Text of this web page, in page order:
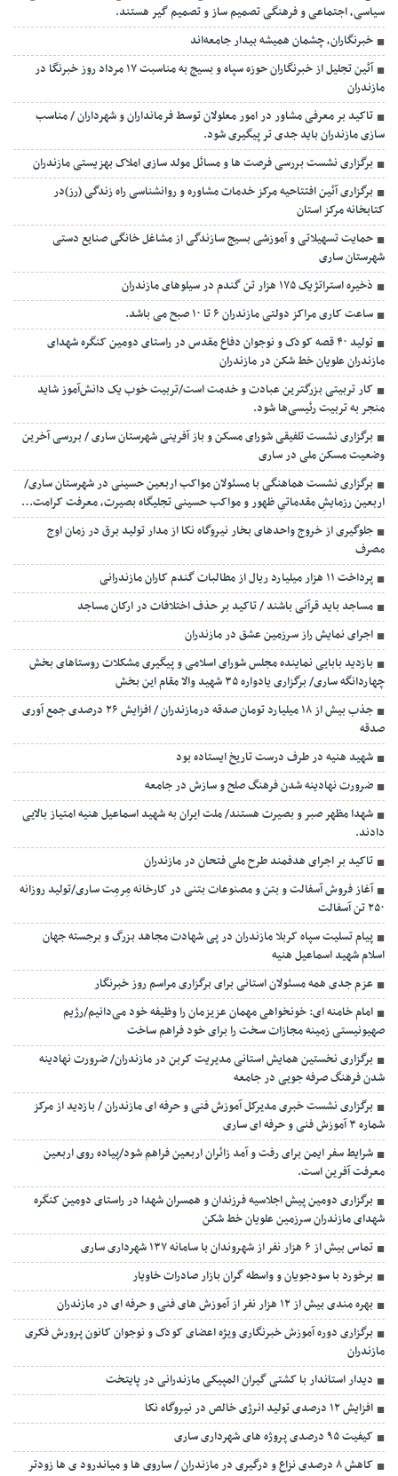
سیاسی، اجتماعی و فرهنگی تصمیم ساز و تصمیم گیر هستند.
خبرنگاران، چشمان همیشه بیدار جامعه‌اند
آئین تجلیل از خبرنگاران حوزه سپاه و بسیج به مناسبت ۱۷ مرداد روز خبرنگا در
مازندران
تاکید بر معرفی مشاور در امور معلولان توسط فرمانداران و شهرداران / مناسب
سازی مازندران باید جدی تر پیگیری شود.
برگزاری نشست بررسی فرصت ها و مسائل مولد سازی املاک بهزیستی مازندران
برگزاری آئین افتتاحیه مرکز خدمات مشاوره و روانشناسی راه زندگی (رز)در
کتابخانه مرکز استان
حمایت تسهیلاتی و آموزشی بسیج سازندگی از مشاغل خانگی صنایع دستی
شهرستان ساری
ذخیره استراتژیک ۱۷۵ هزار تن گندم در سیلوهای مازندران
ساعت کاری مراکز دولتی مازندران ۶ تا ۱۰ صبح می باشد.
تولید ۴۰ قصه کودک و نوجوان دفاع مقدس در راستای دومین کنگره شهدای
مازندران علویان خط شکن در مازندران
کار تربیتی بزرگترین عبادت و خدمت است/تربیت خوب یک دانش‌آموز شاید
منجر به تربیت رئیسی‌ها شود.
برگزاری ‌نشست تلفیقی شورای مسکن و باز آفرینی شهرستان ساری / بررسی آخرین
وضعیت مسکن ملی در ساری
برگزاری نشست هماهنگی با مسئولان مواکب اربعین حسینی در شهرستان ساری/
اربعین رزمایشِ مقدماتیِ ظهور و مواکب حسینی تجلیگاه بصیرت، معرفت کرامت…
جلوگیری از خروج واحدهای بخار نیروگاه نکا از مدار تولید برق در زمان اوج
مصرف
پرداخت ۱۱ هزار میلیارد ریال از مطالبات گندم کاران مازندرانی
مساجد باید قرآنی باشند / تاکید بر حذف اختلافات در ارکان مساجد
اجرای نمایش راز سرزمین عشق در مازندران
بازدید بابایی نماینده مجلس شورای اسلامی و پیگیری مشکلات روستاهای بخش
چهاردانگه ساری/ برگزاری یادواره ۳۵ شهید والا مقام این بخش
جذب بیش از ۱۸ میلیارد تومان صدقه درمازندران / افزایش ۲۶ درصدی جمع آوری
صدقه
شهید هنیه در طرف درست تاریخ ایستاده بود
ضرورت نهادینه شدن فرهنگ صلح و سازش در جامعه
شهدا مظهر صبر و بصیرت هستند/ ملت ایران به شهید اسماعیل هنیه امتیاز بالایی
دادند.
تاکید بر اجرای هدفمند طرح ملی فتحان در مازندران
آغاز فروش آسفالت و بتن و مصنوعات بتنی در کارخانه مِرمِت ساری/تولید روزانه
۲۵۰ تن آسفالت
پیام تسلیت سپاه کربلا مازندران در پی شهادت مجاهد بزرگ و برجسته جهان
اسلام شهید اسماعیل هنیه
عزم جدی همه مسئولان استانی برای برگزاری مراسم روز خبرنگار
امام خامنه ای: خونخواهی مهمان عزیزمان را وظیفه خود می‌دانیم/رژیم
صهیونیستی زمینه مجازات سخت را برای خود فراهم ساخت
برگزاری نخستین همایش استانی مدیریت کربن در مازندران/ ضرورت نهادینه
شدن فرهنگ صرفه جویی در جامعه
برگزاری نشست خبری مدیرکل آموزش فنی و حرفه ای مازندران / بازدید از مرکز
شماره ۳ آموزش فنی و حرفه ای ساری
شرایط سفر ایمن برای رفت و آمد زائران اربعین فراهم شود/پیاده روی اربعین
معرفت آفرین است.
برگزاری دومین پیش اجلاسیه فرزندان و همسران شهدا در راستای دومین کنگره
شهدای مازندران سرزمین علویان خط شکن
تماس بیش از ۶ هزار نفر از شهروندان با سامانه ۱۳۷ شهرداری ساری
برخورد با سودجویان و واسطه گران بازار صادرات خاویار
بهره مندی بیش از ۱۲ هزار نفر از آموزش های فنی و حرفه ای در مازندران
برگزاری دوره آموزش خبرنگاری ویژه اعضای کودک و نوجوان کانون پرورش فکری
مازندران
دیدار استاندار با کشتی گیران المپیکی مازندرانی در پایتخت
افزایش ۱۲ درصدی تولید انرژی خالص در نیروگاه نکا
کیفیت ۹۵ درصدی پروژه های شهرداری ساری
کاهش ۸ درصدی نزاع و درگیری در مازندران / ساروی ها و میاندرود ی ها زودتر